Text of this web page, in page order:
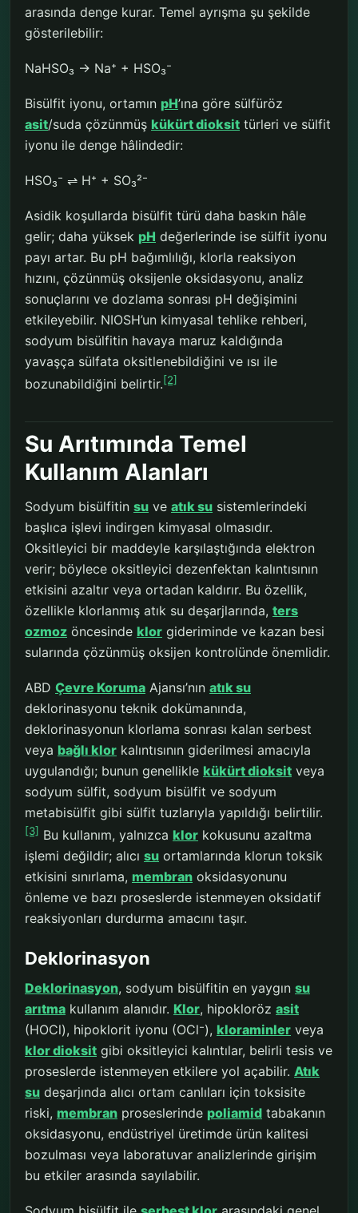
arasında denge kurar. Temel ayrışma şu şekilde
gösterilebilir:
NaHSO₃ → Na⁺ + HSO₃⁻
Bisülfit iyonu, ortamın pH’ına göre sülfüröz
asit/suda çözünmüş kükürt dioksit türleri ve sülfit
iyonu ile denge hâlindedir:
HSO₃⁻ ⇌ H⁺ + SO₃²⁻
Asidik koşullarda bisülfit türü daha baskın hâle
gelir; daha yüksek pH değerlerinde ise sülfit iyonu
payı artar. Bu pH bağımlılığı, klorla reaksiyon
hızını, çözünmüş oksijenle oksidasyonu, analiz
sonuçlarını ve dozlama sonrası pH değişimini
etkileyebilir. NIOSH’un kimyasal tehlike rehberi,
sodyum bisülfitin havaya maruz kaldığında
yavaşça sülfata oksitlenebildiğini ve ısı ile
bozunabildiğini belirtir.[2]
Su Arıtımında Temel
Kullanım Alanları
Sodyum bisülfitin su ve atık su sistemlerindeki
başlıca işlevi indirgen kimyasal olmasıdır.
Oksitleyici bir maddeyle karşılaştığında elektron
verir; böylece oksitleyici dezenfektan kalıntısının
etkisini azaltır veya ortadan kaldırır. Bu özellik,
özellikle klorlanmış atık su deşarjlarında, ters
ozmoz öncesinde klor gideriminde ve kazan besi
sularında çözünmüş oksijen kontrolünde önemlidir.
ABD Çevre Koruma Ajansı’nın atık su
deklorinasyonu teknik dokümanında,
deklorinasyonun klorlama sonrası kalan serbest
veya bağlı klor kalıntısının giderilmesi amacıyla
uygulandığı; bunun genellikle kükürt dioksit veya
sodyum sülfit, sodyum bisülfit ve sodyum
metabisülfit gibi sülfit tuzlarıyla yapıldığı belirtilir.
[3] Bu kullanım, yalnızca klor kokusunu azaltma
işlemi değildir; alıcı su ortamlarında klorun toksik
etkisini sınırlama, membran oksidasyonunu
önleme ve bazı proseslerde istenmeyen oksidatif
reaksiyonları durdurma amacını taşır.
Deklorinasyon
Deklorinasyon, sodyum bisülfitin en yaygın su
arıtma kullanım alanıdır. Klor, hipokloröz asit
(HOCl), hipoklorit iyonu (OCl⁻), kloraminler veya
klor dioksit gibi oksitleyici kalıntılar, belirli tesis ve
proseslerde istenmeyen etkilere yol açabilir. Atık
su deşarjında alıcı ortam canlıları için toksisite
riski, membran proseslerinde poliamid tabakanın
oksidasyonu, endüstriyel üretimde ürün kalitesi
bozulması veya laboratuvar analizlerinde girişim
bu etkiler arasında sayılabilir.